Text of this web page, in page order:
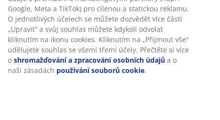
Specifikace
Hodnocení
(14)
Google, Meta a TikTok) pro cílenou a statickou reklamu.
O jednotlivých účelech se můžete dozvědět více části
„Upravit“ a svůj souhlas můžete kdykoli odvolat
kliknutím na ikonu cookies. Kliknutím na „Přijmout vše“
udělujete souhlas se všemi třemi účely. Přečtěte si více
o shromažďování a zpracování osobních údajů a o
naší zásadách používání souborů cookie.